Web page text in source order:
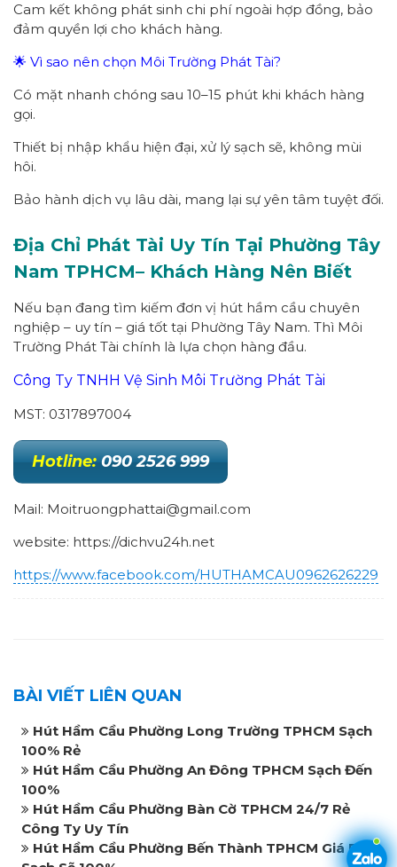
Cam kết không phát sinh chi phí ngoài hợp đồng, bảo
đảm quyền lợi cho khách hàng.
🌟 Vì sao nên chọn Môi Trường Phát Tài?
Có mặt nhanh chóng sau 10–15 phút khi khách hàng
gọi.
Thiết bị nhập khẩu hiện đại, xử lý sạch sẽ, không mùi
hôi.
Bảo hành dịch vụ lâu dài, mang lại sự yên tâm tuyệt đối.
Địa Chỉ Phát Tài Uy Tín Tại Phường Tây
Nam TPHCM– Khách Hàng Nên Biết
Nếu bạn đang tìm kiếm đơn vị hút hầm cầu chuyên
nghiệp – uy tín – giá tốt tại Phường Tây Nam. Thì Môi
Trường Phát Tài chính là lựa chọn hàng đầu.
Công Ty TNHH Vệ Sinh Môi Trường Phát Tài
MST: 0317897004
Hotline: 090 2526 999
Mail: Moitruongphattai@gmail.com
website: https://dichvu24h.net
https://www.facebook.com/HUTHAMCAU0962626229
BÀI VIẾT LIÊN QUAN
Hút Hầm Cầu Phường Long Trường TPHCM Sạch
100% Rẻ
Hút Hầm Cầu Phường An Đông TPHCM Sạch Đến
100%
Hút Hầm Cầu Phường Bàn Cờ TPHCM 24/7 Rẻ
Công Ty Uy Tín
Hút Hầm Cầu Phường Bến Thành TPHCM Giá Rẻ